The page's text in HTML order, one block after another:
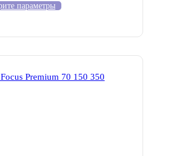
параметры
товар
несколько
можно